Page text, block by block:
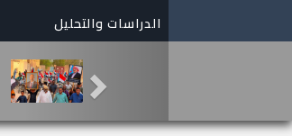
الدراسات والتحليل